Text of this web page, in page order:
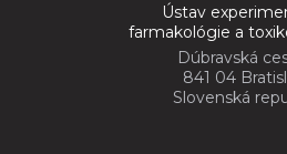
Ústav
farmakológie a
Dúbravská
841 04
Slovenská